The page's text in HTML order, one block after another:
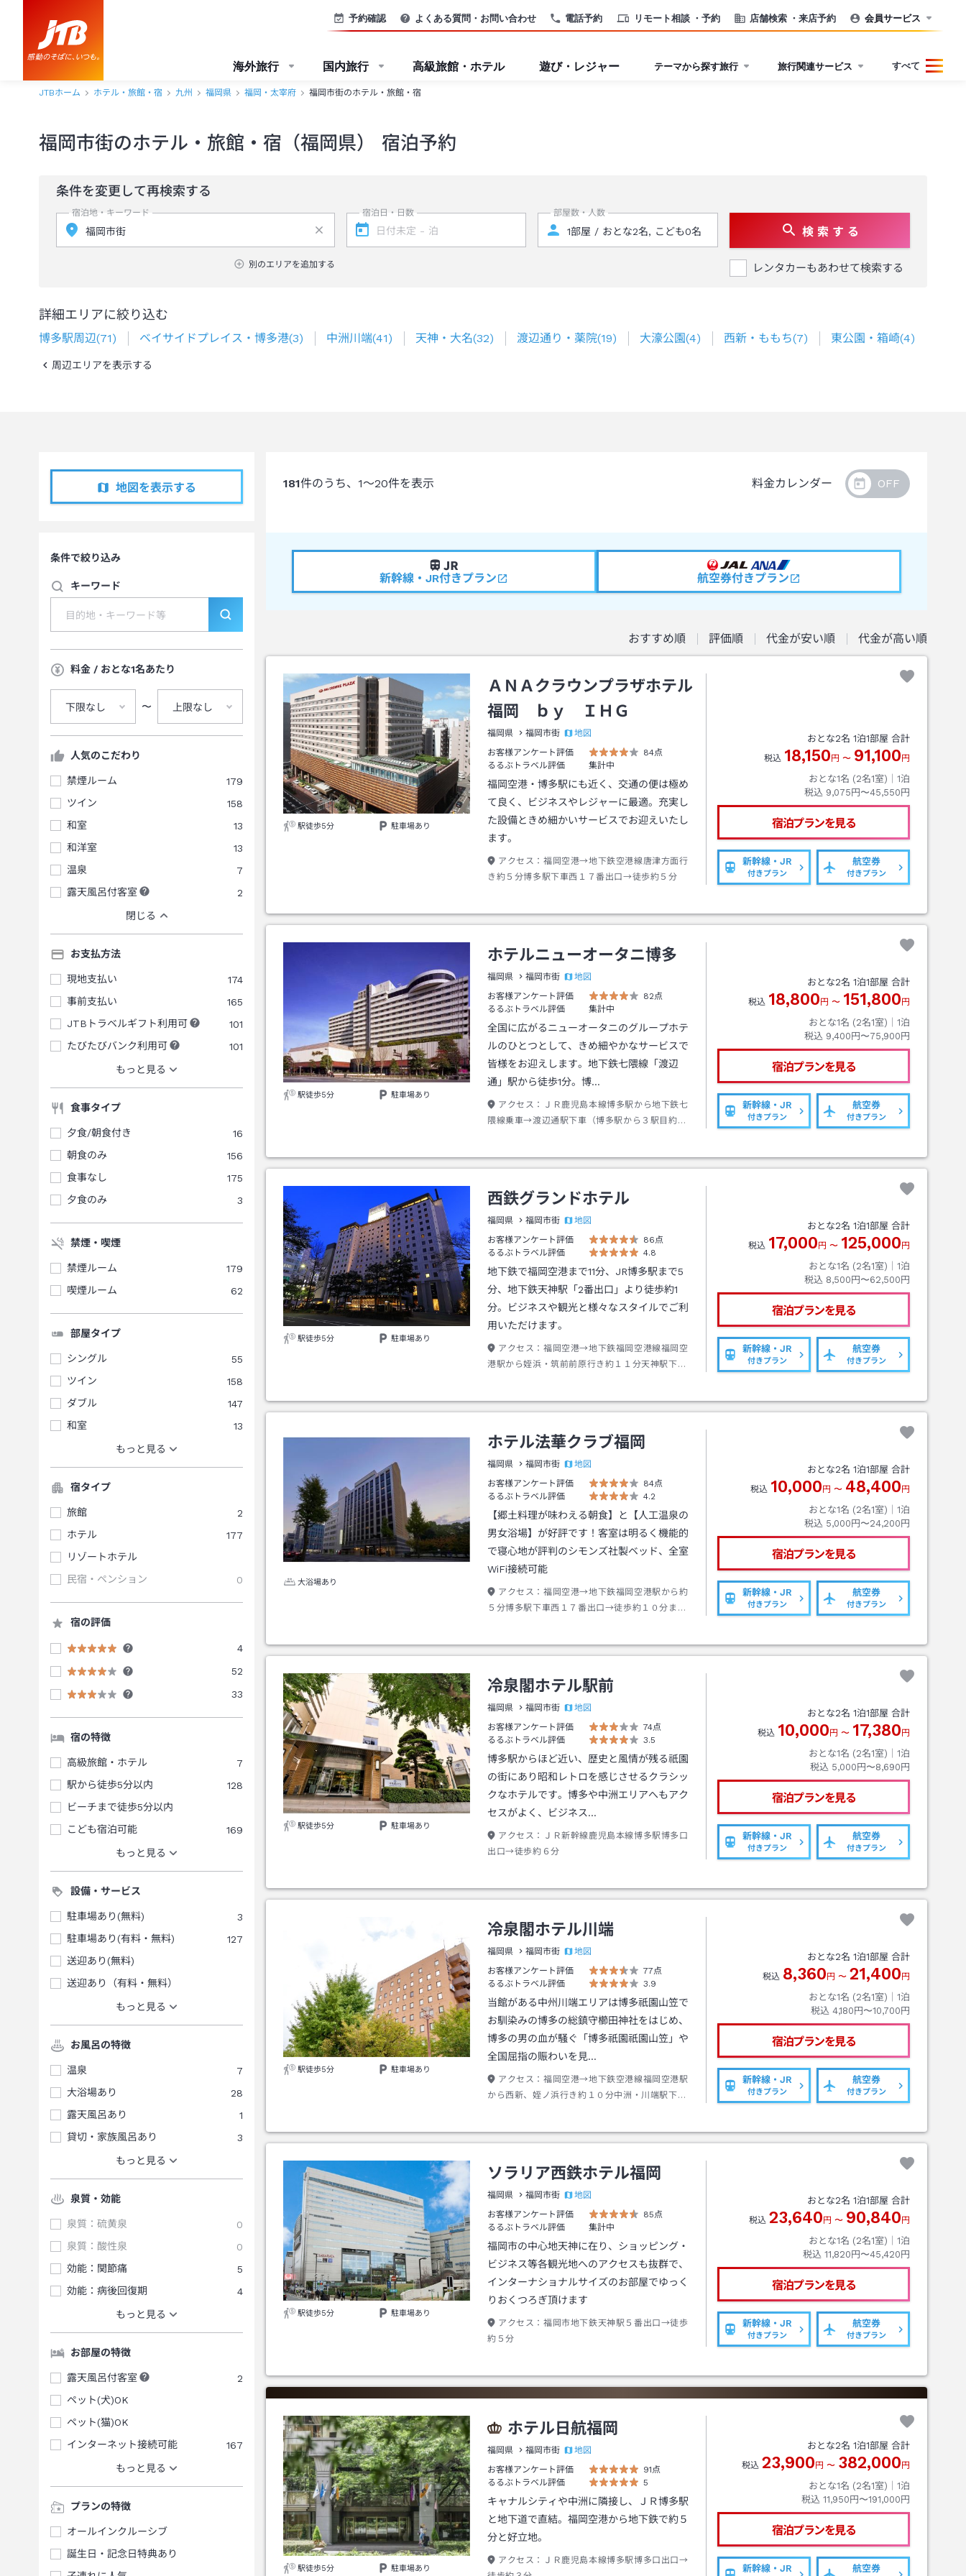
電話予約 リモート相談 ・予約 店舗検索 ・来店予約
予約確認 よくある質問・お問い合わせ 会員サービス
海外旅行 国内旅行 高級旅館・ホテル 遊び・レジャー テーマから探す旅行 旅行関連サービス すべて
JTBホーム ホテル・旅館・宿 九州 福岡県 福岡・太宰府 福岡市街のホテル・旅館・宿
福岡市街のホテル・旅館・宿（福岡県） 宿泊予約
条件を変更して再検索する
宿泊地・キーワード
別のエリアを追加する
宿泊日・日数 部屋数・人数
検 索 す る
レンタカーもあわせて検索する
詳細エリアに絞り込む
博多駅周辺(71) ベイサイドプレイス・博多港(3) 中洲川端(41) 天神・大名(32) 渡辺通り・薬院(19) 大濠公園(4) 西新・ももち(7) 東公園・箱崎(4)
周辺エリアを表示する
地図を表示する
条件で絞り込み
キーワード
料金 / おとな1名あたり
下限なし 〜 上限なし
人気のこだわり
禁煙ルーム
179
ツイン
158
和室
13
和洋室
13
温泉
7
露天風呂付客室
2
閉じる
お支払方法
現地支払い
174
事前支払い
165
JTBトラベルギフト利用可
101
たびたびバンク利用可
101
もっと見る
食事タイプ
夕食/朝食付き
16
朝食のみ
156
食事なし
175
夕食のみ
3
禁煙・喫煙
禁煙ルーム
179
喫煙ルーム
62
部屋タイプ
シングル
55
ツイン
158
ダブル
147
和室
13
もっと見る
宿タイプ
旅館
2
ホテル
177
リゾートホテル
民宿・ペンション
0
宿の評価
4
52
33
宿の特徴
高級旅館・ホテル
7
駅から徒歩5分以内
128
ビーチまで徒歩5分以内
こども宿泊可能
169
もっと見る
設備・サービス
駐車場あり(無料)
3
駐車場あり(有料・無料)
127
送迎あり(無料)
送迎あり（有料・無料）
もっと見る
お風呂の特徴
温泉
7
大浴場あり
28
露天風呂あり
1
貸切・家族風呂あり
3
もっと見る
泉質・効能
泉質：硫黄泉
0
泉質：酸性泉
0
効能：関節痛
5
効能：病後回復期
4
もっと見る
お部屋の特徴
露天風呂付客室
2
ペット(犬)OK
ペット(猫)OK
インターネット接続可能
167
もっと見る
プランの特徴
オールインクルーシブ
誕生日・記念日特典あり
181件のうち、 1～20件を表示 料金カレンダー
新幹線・JR付きプラン 航空券付きプラン
おすすめ順 評価順 代金が安い順 代金が高い順
駅徒歩5分 駐車場あり
ＡＮＡクラウンプラザホテル
福岡 ｂｙ ＩＨＧ
福岡県 福岡市街
地図
お客様アンケート評価
84点
るるぶトラベル評価
集計中
福岡空港・博多駅にも近く、交通の便は極め
て良く、ビジネスやレジャーに最適。充実し
た設備ときめ細かいサービスでお迎えいたし
ます。
アクセス： 福岡空港→地下鉄空港線唐津方面行
き約５分博多駅下車西１７番出口→徒歩約５分
おとな2名 1泊1部屋 合計
税込 18,150 円 〜 91,100 円
おとな1名 (2名1室)｜ 1泊
税込 9,075円〜45,550円
宿泊プランを見る
新幹線・JR
付きプラン
航空券
付きプラン
駅徒歩5分 駐車場あり
ホテルニューオータニ博多
福岡県 福岡市街
地図
お客様アンケート評価
82点
るるぶトラベル評価
集計中
全国に広がるニューオータニのグループホテ
ルのひとつとして、きめ細やかなサービスで
皆様をお迎えします。地下鉄七隈線「渡辺
通」駅から徒歩1分。博…
アクセス：
ＪＲ鹿児島本線博多駅から地下鉄七
隈線乗車→渡辺通駅下車（博多駅から３駅目約５
おとな2名 1泊1部屋 合計
税込 18,800 円 〜 151,800 円
おとな1名 (2名1室)｜ 1泊
税込 9,400円〜75,900円
宿泊プランを見る
新幹線・JR
付きプラン
航空券
付きプラン
駅徒歩5分 駐車場あり
西鉄グランドホテル
福岡県 福岡市街
地図
お客様アンケート評価
86点
るるぶトラベル評価
4.8
地下鉄で福岡空港まで11分、JR博多駅まで5
分、地下鉄天神駅「2番出口」より徒歩約1
分。ビジネスや観光と様々なスタイルでご利
用いただけます。
アクセス： 福岡空港→地下鉄福岡空港線福岡空
港駅から姪浜・筑前前原行き約１１分天神駅下車
おとな2名 1泊1部屋 合計
税込 17,000 円 〜 125,000 円
おとな1名 (2名1室)｜ 1泊
税込 8,500円〜62,500円
宿泊プランを見る
新幹線・JR
付きプラン
航空券
付きプラン
大浴場あり
ホテル法華クラブ福岡
福岡県 福岡市街
地図
お客様アンケート評価
84点
るるぶトラベル評価
4.2
【郷土料理が味わえる朝食】と【人工温泉の
男女浴場】が好評です！客室は明るく機能的
で寝心地が評判のシモンズ社製ベッド、全室
WiFi接続可能
アクセス： 福岡空港→地下鉄福岡空港駅から約
５分博多駅下車西１７番出口→徒歩約１０分また
おとな2名 1泊1部屋 合計
税込 10,000 円 〜 48,400 円
おとな1名 (2名1室)｜ 1泊
税込 5,000円〜24,200円
宿泊プランを見る
新幹線・JR
付きプラン
航空券
付きプラン
駅徒歩5分 駐車場あり
冷泉閣ホテル駅前
福岡県 福岡市街
地図
お客様アンケート評価
74点
るるぶトラベル評価
3.5
博多駅からほど近い、歴史と風情が残る祇園
の街にあり昭和レトロを感じさせるクラシッ
クなホテルです。博多や中洲エリアへもアク
セスがよく、ビジネス…
アクセス：
ＪＲ新幹線鹿児島本線博多駅博多口
出口→徒歩約６分
おとな2名 1泊1部屋 合計
税込 10,000 円 〜 17,380 円
おとな1名 (2名1室)｜ 1泊
税込 5,000円〜8,690円
宿泊プランを見る
新幹線・JR
付きプラン
航空券
付きプラン
駅徒歩5分 駐車場あり
冷泉閣ホテル川端
福岡県 福岡市街
地図
お客様アンケート評価
77点
るるぶトラベル評価
3.9
当館がある中州川端エリアは博多祇園山笠で
お馴染みの博多の総鎮守櫛田神社をはじめ、
博多の男の血が騒ぐ「博多祇園祇園山笠」や
全国屈指の賑わいを見…
アクセス： 福岡空港→地下鉄空港線福岡空港駅
から西新、姪ノ浜行き約１０分中洲・川端駅下車
おとな2名 1泊1部屋 合計
税込 8,360 円 〜 21,400 円
おとな1名 (2名1室)｜ 1泊
税込 4,180円〜10,700円
宿泊プランを見る
新幹線・JR
付きプラン
航空券
付きプラン
駅徒歩5分 駐車場あり
ソラリア西鉄ホテル福岡
福岡県 福岡市街
地図
お客様アンケート評価
85点
るるぶトラベル評価
集計中
福岡市の中心地天神に在り、ショッピング・
ビジネス等各観光地へのアクセスも抜群で、
インターナショナルサイズのお部屋でゆっく
りおくつろぎ頂けます
アクセス： 福岡市地下鉄天神駅５番出口→徒歩
約５分
おとな2名 1泊1部屋 合計
税込 23,640 円 〜 90,840 円
おとな1名 (2名1室)｜ 1泊
税込 11,820円〜45,420円
宿泊プランを見る
新幹線・JR
付きプラン
航空券
付きプラン
駅徒歩5分 駐車場あり
ホテル日航福岡
福岡県 福岡市街
地図
お客様アンケート評価
91点
るるぶトラベル評価
5
キャナルシティや中洲に隣接し、ＪＲ博多駅
と地下道で直結。福岡空港から地下鉄で約５
分と好立地。
アクセス：
ＪＲ鹿児島本線博多駅博多口出口→
おとな2名 1泊1部屋 合計
税込 23,900 円 〜 382,000 円
おとな1名 (2名1室)｜ 1泊
税込 11,950円〜191,000円
宿泊プランを見る
新幹線・JR 航空券